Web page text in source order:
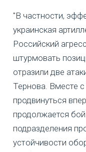
"В частности,
украинская
Российский
штурмовать
отразили две
Тернова. Вместе
продвинуться
продолжается
подразделения
устойчивости